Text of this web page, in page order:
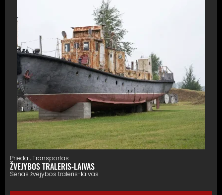
Priedai,Transportas
ŽVEJYBOS TRALERIS-LAIVAS
Senas žvejybos traleris-laivas